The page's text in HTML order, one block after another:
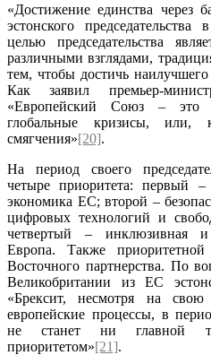
«Достижение единства через
эстонского
целью председательства
различными взглядами,
тем, чтобы достичь
Как заявил премьер-
«Европейский Союз – это
глобальные кризисы,
смягчения»[20].
На период своего
четыре приоритета: первый
экономика ЕС; второй –
цифровых технологий и
четвертый – инклюзивная и
Европа. Также приоритетной
Восточного партнерства. По
Великобритании из ЕC
«Брексит, несмотря на
европейские процессы, в
не станет ни главной
приоритетом»[21].